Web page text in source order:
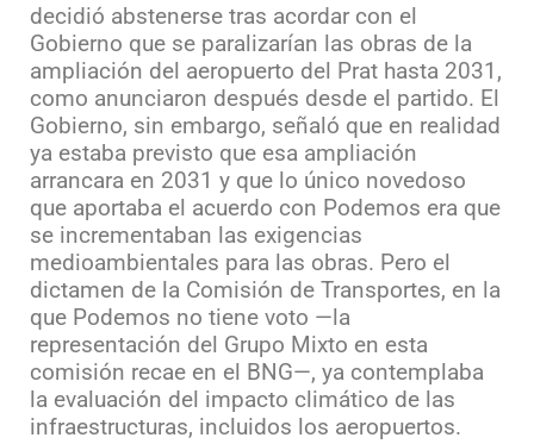
decidió abstenerse tras acordar con el
Gobierno que se paralizarían las obras de la
ampliación del aeropuerto del Prat hasta 2031,
como anunciaron después desde el partido. El
Gobierno, sin embargo, señaló que en realidad
ya estaba previsto que esa ampliación
arrancara en 2031 y que lo único novedoso
que aportaba el acuerdo con Podemos era que
se incrementaban las exigencias
medioambientales para las obras. Pero el
dictamen de la Comisión de Transportes, en la
que Podemos no tiene voto —la
representación del Grupo Mixto en esta
comisión recae en el BNG—, ya contemplaba
la evaluación del impacto climático de las
infraestructuras, incluidos los aeropuertos.